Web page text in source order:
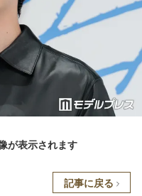
が表示されます
記事に戻る